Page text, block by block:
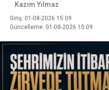
Kazım Yılmaz
Giriş: 01-08-2026 15:09
Güncelleme: 01-08-2026 15:09